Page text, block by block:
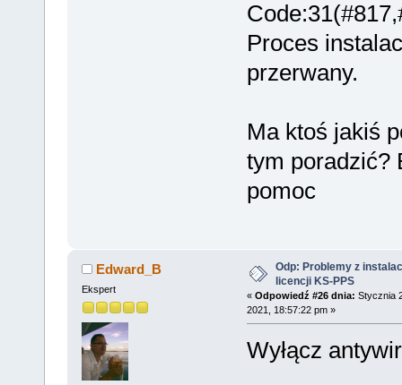
Proces
przerwany.
Ma ktoś jakiś
tym poradzić?
pomoc
Edward_B
Ekspert
Odp: Problemy z
licencji KS-PPS
« Odpowiedź #26 dnia: Stycznia
2021, 18:57:22 pm »
Wyłącz